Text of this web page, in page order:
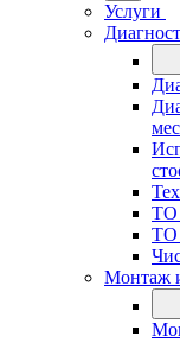
Услуги
ТО
ТО
Монтаж